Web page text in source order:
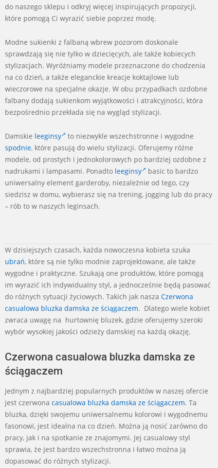
do naszego sklepu i odkryj więcej inspirujących propozycji,
które pomogą Ci wyrazić siebie poprzez modę.
Modne sukienki z falbaną wbrew pozorom doskonale
sprawdzają się nie tylko w dziecięcych, ale także kobiecych
stylizacjach. Wyróżniamy modele przeznaczone do chodzenia
na co dzień, a także eleganckie kreacje koktajlowe lub
wieczorowe na specjalne okazje. W obu przypadkach ozdobne
falbany dodają sukienkom wyjątkowości i atrakcyjności, która
bezpośrednio przekłada się na wygląd stylizacji.
Damskie leeginsy
to niezwykle wszechstronne i wygodne
spodnie, które pasują do wielu stylizacji. Oferujemy różne
modele, od prostych i jednokolorowych po bardziej ozdobne z
nadrukami i lampasami. Ponadto leeginsy
basic to bardzo
uniwersalny element garderoby, niezależnie od tego, czy
siedzisz w domu, wybierasz się na trening, jogging lub do pracy
– rób to w naszych leginsach.
2024-
06-
16
W dzisiejszych czasach, każda nowoczesna kobieta szuka
ubrań, które są nie tylko modnie zaprojektowane, ale także
wygodne i praktyczne. Szukają one produktów, które pomogą
im wyrazić ich indywidualny styl, a jednocześnie będą pasować
do różnych sytuacji życiowych. Takich jak nasza Czerwona
casualowa bluzka damska ze ściągaczem. Dlatego wiele kobiet
zwraca uwagę na hurtownię bluzek, gdzie oferujemy szeroki
wybór wysokiej jakości odzieży damskiej na każdą okazję.
Czerwona casualowa bluzka damska ze
ściągaczem
Jednym z najbardziej popularnych produktów w naszej ofercie
jest czerwona casualowa bluzka damska ze ściągaczem. Ta
bluzka, dzięki swojemu uniwersalnemu kolorowi i wygodnemu
fasonowi, jest idealna na co dzień. Można ją nosić zarówno do
pracy, jak i na spotkanie ze znajomymi. Jej casualowy styl
sprawia, że jest bardzo wszechstronna i łatwo można ją
dopasować do różnych stylizacji.